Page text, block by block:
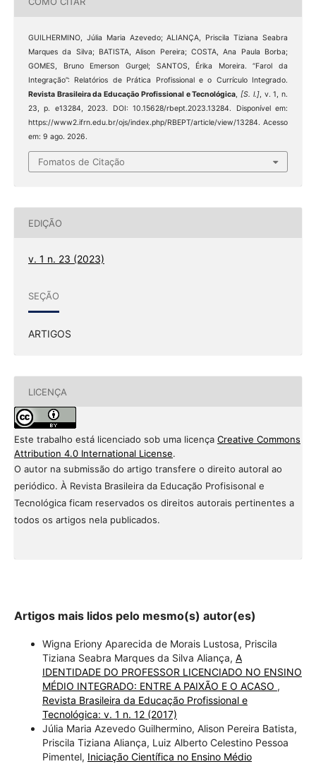
GUILHERMINO, Júlia Maria Azevedo; ALIANÇA, Priscila Tiziana Seabra
Marques da Silva; BATISTA, Alison Pereira; COSTA, Ana Paula Borba;
GOMES, Bruno Emerson Gurgel; SANTOS, Érika Moreira. “Farol da
Integração”: Relatórios de Prática Profissional e o Currículo Integrado.
Revista Brasileira da Educação Profissional e Tecnológica
[S. l.], v. 1, n.
23, p. e13284, 2023. DOI: 10.15628/rbept.2023.13284. Disponível em:
https://www2.ifrn.edu.br/ojs/index.php/RBEPT/article/view/13284. Acesso
em: 9 ago. 2026.
Fomatos de Citação
EDIÇÃO
v. 1 n. 23 (2023)
SEÇÃO
ARTIGOS
LICENÇA
Este trabalho está licenciado sob uma licença Creative Commons
Attribution 4.0 International License.
O autor na submissão do artigo transfere o direito autoral ao
periódico. À Revista Brasileira da Educação Profisisonal e
Tecnológica ficam reservados os direitos autorais pertinentes a
todos os artigos nela publicados.
Artigos mais lidos pelo mesmo(s) autor(es)
Wigna Eriony Aparecida de Morais Lustosa, Priscila
Tiziana Seabra Marques da Silva Aliança, A
IDENTIDADE DO PROFESSOR LICENCIADO NO ENSINO
MÉDIO INTEGRADO: ENTRE A PAIXÃO E O ACASO ,
Revista Brasileira da Educação Profissional e
Tecnológica: v. 1 n. 12 (2017)
Júlia Maria Azevedo Guilhermino, Alison Pereira Batista,
Priscila Tiziana Aliança, Luiz Alberto Celestino Pessoa
Pimentel, Iniciação Científica no Ensino Médio